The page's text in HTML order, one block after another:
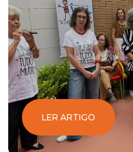
LER ARTIGO